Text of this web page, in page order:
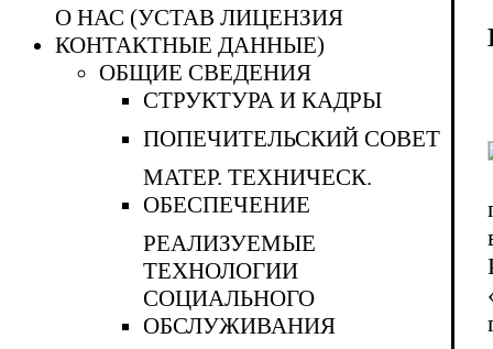
О НАС (УСТАВ ЛИЦЕНЗИЯ
КОНТАКТНЫЕ ДАННЫЕ)
ОБЩИЕ СВЕДЕНИЯ
СТРУКТУРА И КАДРЫ
ПОПЕЧИТЕЛЬСКИЙ СОВЕТ
МАТЕР. ТЕХНИЧЕСК.
ОБЕСПЕЧЕНИЕ
РЕАЛИЗУЕМЫЕ
ТЕХНОЛОГИИ
СОЦИАЛЬНОГО
ОБСЛУЖИВАНИЯ